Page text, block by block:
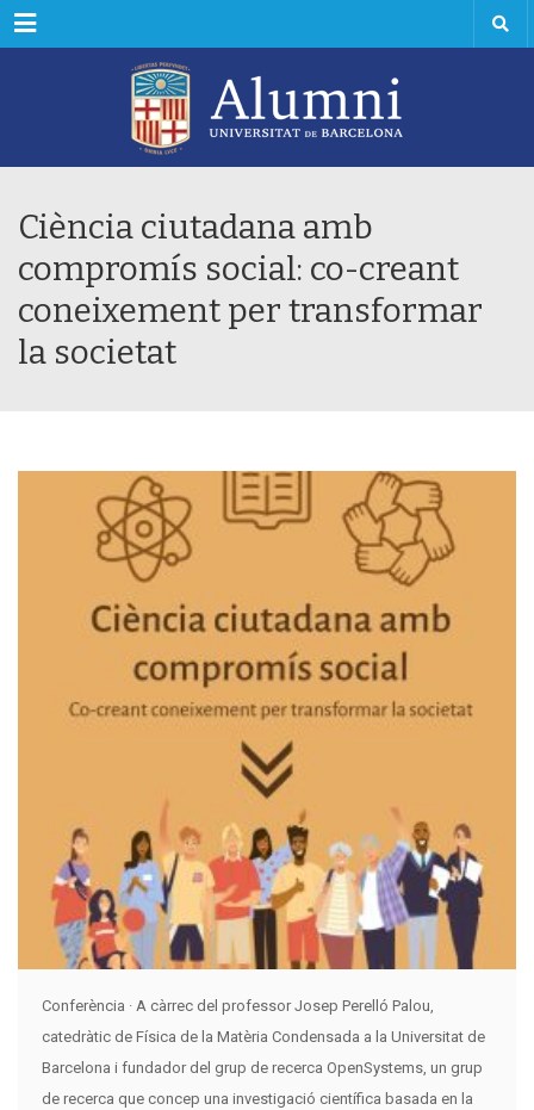
Menu
Ciència ciutadana amb
compromís social: co-creant
coneixement per transformar
la societat
Conferència · A càrrec del professor Josep Perelló Palou,
catedràtic de Física de la Matèria Condensada a la Universitat de
Barcelona i fundador del grup de recerca OpenSystems, un grup
de recerca que concep una investigació científica basada en la